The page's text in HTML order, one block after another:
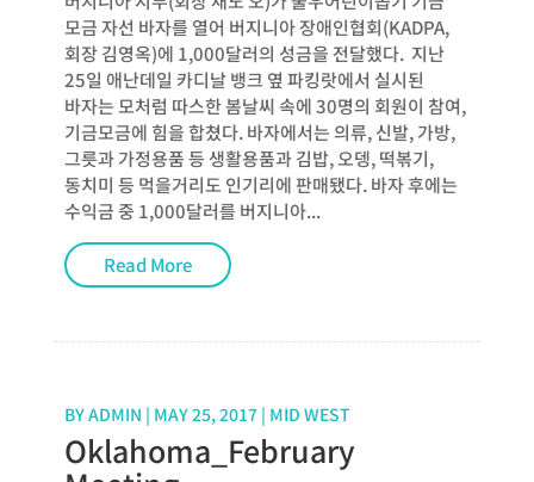
모금 자선 바자를 열어 버지니아 장애인협회(KADPA,
회장 김영옥)에 1,000달러의 성금을 전달했다. 지난
25일 애난데일 카디날 뱅크 옆 파킹랏에서 실시된
바자는 모처럼 따스한 봄날씨 속에 30명의 회원이 참여,
기금모금에 힘을 합쳤다. 바자에서는 의류, 신발, 가방,
그릇과 가정용품 등 생활용품과 김밥, 오뎅, 떡볶기,
동치미 등 먹을거리도 인기리에 판매됐다. 바자 후에는
수익금 중 1,000달러를 버지니아...
Read More
BYADMIN | MAY 25, 2017| MID WEST
Oklahoma_February